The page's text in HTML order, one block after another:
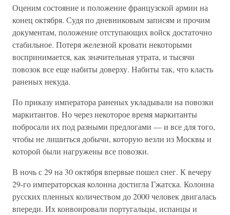
Оценим состояние и положение французской армии на
конец октября. Судя по дневниковым записям и прочим
документам, положение отступающих войск достаточно
стабильное. Потеря железной кровати некоторыми
воспринимается, как значительная утрата, и тысячи
повозок все еще набиты доверху. Набиты так, что класть
раненых некуда.
По приказу императора раненых укладывали на повозки
маркитантов. Но через некоторое время маркитанты
побросали их под разными предлогами — и все для того,
чтобы не лишиться добычи, которую везли из Москвы и
которой были нагружены все повозки.
В ночь с 29 на 30 октября впервые пошел снег. К вечеру
29-го императорская колонна достигла Гжатска. Колонна
русских пленных количеством до 2000 человек двигалась
впереди. Их конвоировали португальцы, испанцы и